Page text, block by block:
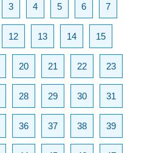
3 4 5 6 7
12 13 14 15
20 21 22 23
28 29 30 31
36 37 38 39